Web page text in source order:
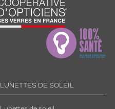
LUNETTES DE SOLEIL